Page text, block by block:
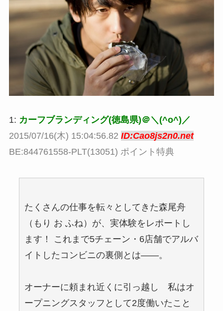
1: カーフブランディング(徳島県)＠＼(^o^)／
2015/07/16(木) 15:04:56.82 ID:Cao8js2n0.net
BE:844761558-PLT(13051) ポイント特典
たくさんの仕事を転々としてきた森尾舟
（もり お ふね）が、実体験をレポートし
ます！ これまで5チェーン・6店舗でアルバ
イトしたコンビニの裏側とは――。
オーナーに頼まれ近くに引っ越し 私はオ
ープニングスタッフとして2度働いたこと